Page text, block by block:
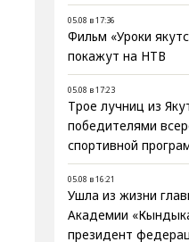
05.08 в 17:36
Фильм «Уроки
покажут на НТВ
05.08 в 17:23
Трое лучниц из
победителями
спортивной
05.08 в 16:21
Ушла из жизни
Академии
президент